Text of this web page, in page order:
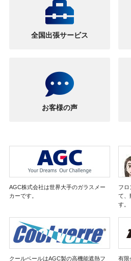
全国出張サービス
お客様の声
AGC株式会社は世界大手のガラスメー
カーです。
フロ
て、
す。
クールベールはAGC製の高機能遮熱フ 有限